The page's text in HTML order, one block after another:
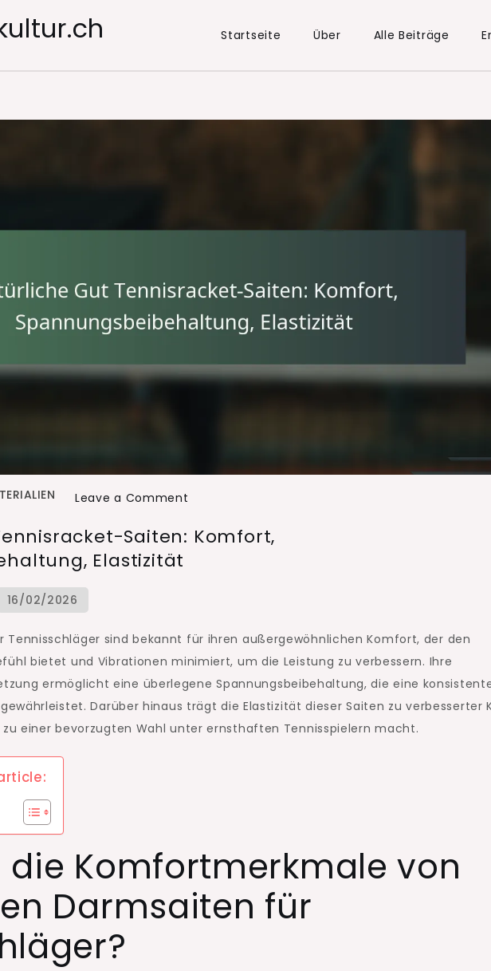
Startseite Über Alle Beiträge
Leave a Comment
Gut
Spannungsbeibehaltung,
Elastizität
Saiten: Komfort,
Elastizität
Tennisschläger sind bekannt für ihren außergewöhnlichen Komfort, der den
bietet und Vibrationen minimiert, um die Leistung zu verbessern. Ihre
ermöglicht eine überlegene Spannungsbeibehaltung, die eine
Darüber hinaus trägt die Elastizität dieser Saiten zu verbesserter
zu einer bevorzugten Wahl unter ernsthaften Tennisspielern macht.
die Komfortmerkmale von
Darmsaiten für